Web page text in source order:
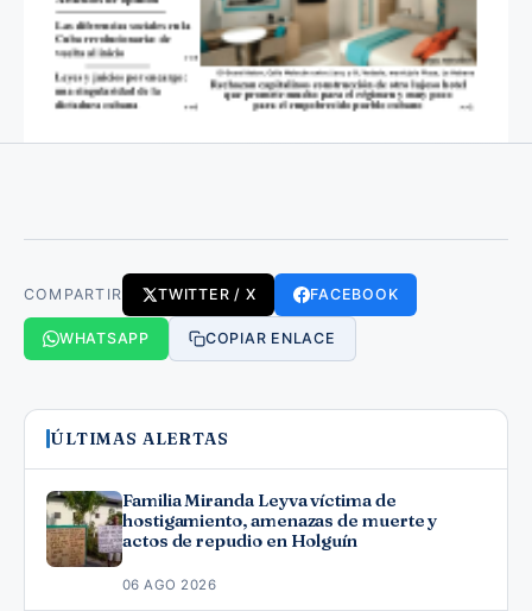
COMPARTIR TWITTER / X FACEBOOK
WHATSAPP COPIAR ENLACE
ÚLTIMAS ALERTAS
Familia Miranda Leyva víctima de
hostigamiento, amenazas de muerte y
actos de repudio en Holguín
06 AGO 2026